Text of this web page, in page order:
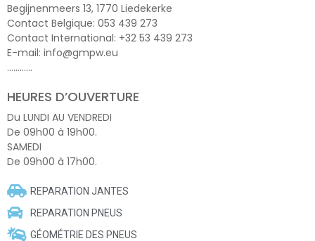
Begijnenmeers 13, 1770 Liedekerke
Contact Belgique: 053 439 273
Contact International: +32 53 439 273
E-mail: info@gmpw.eu
…………
HEURES D’OUVERTURE
Du LUNDI AU VENDREDI
De 09h00 à 19h00.
SAMEDI
De 09h00 à 17h00.
REPARATION JANTES
REPARATION PNEUS
GÉOMÉTRIE DES PNEUS